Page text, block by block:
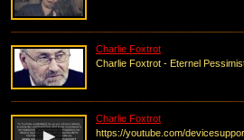
Charlie Foxtrot
Charlie Foxtrot - Eternel
Charlie Foxtrot
https://youtube.com/